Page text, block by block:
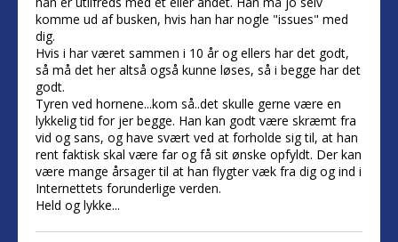
komme ud af busken, hvis han har nogle "issues" med
dig.
Hvis i har været sammen i 10 år og ellers har det godt,
så må det her altså også kunne løses, så i begge har det
godt.
Tyren ved hornene...kom så..det skulle gerne være en
lykkelig tid for jer begge. Han kan godt være skræmt fra
vid og sans, og have svært ved at forholde sig til, at han
rent faktisk skal være far og få sit ønske opfyldt. Der kan
være mange årsager til at han flygter væk fra dig og ind i
Internettets forunderlige verden.
Held og lykke...